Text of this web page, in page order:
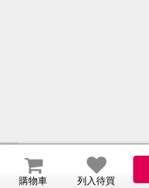
關於我們
購物車 列入待買